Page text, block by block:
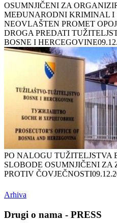
OSUMNJIČENI ZA
MEĐUNARODNI KRIMINAL I
NEOVLAŠTEN PROMET
DROGA PREDATI
BOSNE I HERCEGOVINE
PO NALOGU TUŽITELJSTVA
SLOBODE OSUMNJIČENI ZA
PROTIV ČOVJEČNOSTI
Arhiva
Drugi o nama - PRESS